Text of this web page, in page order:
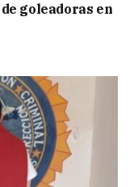
goleadoras en